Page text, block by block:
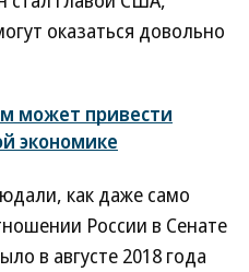
оказаться довольно
может привести
экономике
как даже само
России в Сенате
в августе 2018 года